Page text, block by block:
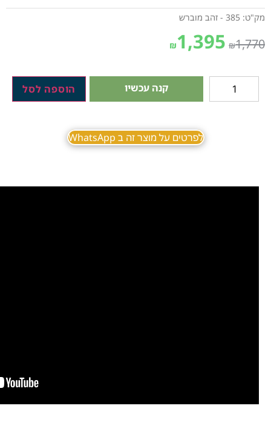
מק"ט: 385 - זהב מוברש
₪1,770
₪1,395
קנה עכשיו הוספה לסל
לפרטים על מוצר זה ב WhatsApp